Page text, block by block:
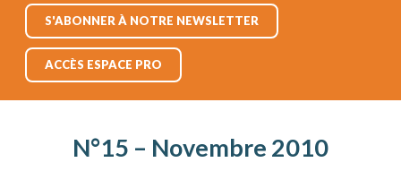
S'ABONNER À NOTRE NEWSLETTER
ACCÈS ESPACE PRO
N°15 – Novembre 2010